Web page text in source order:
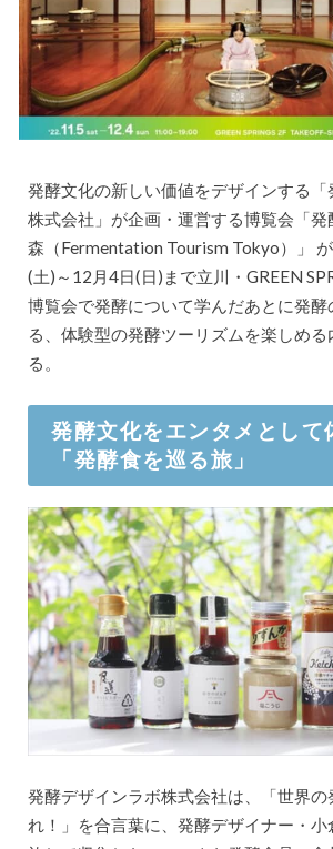
発酵文化の新しい価値をデザインする「
株式会社」が企画・運営する博覧会「
森（Fermentation Tourism Tokyo）」
(土)～12月4日(日)まで立川・GREEN
博覧会で発酵について学んだあとに発酵
る、体験型の発酵ツーリズムを楽しめ
る。
発酵文化をエンタメとして
「発酵食を巡る旅」
発酵デザインラボ株式会社は、「世界の
れ！」を合言葉に、発酵デザイナー・